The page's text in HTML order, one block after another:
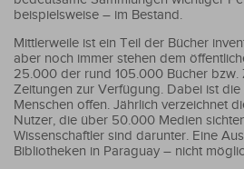
beispielsweise – im Bestand.
Mittlerweile ist ein Teil der Bücher
aber noch immer stehen dem
25.000 der rund 105.000 Bücher bzw.
Zeitungen zur Verfügung. Dabei ist
Menschen offen. Jährlich verzeichnet
Nutzer, die über 50.000 Medien
Wissenschaftler sind darunter. Eine
Bibliotheken in Paraguay – nicht